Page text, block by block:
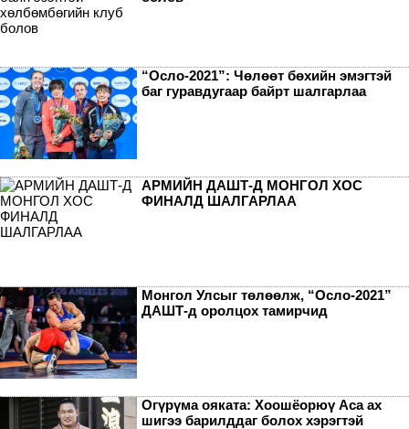
“Осло-2021”: Чөлөөт бөхийн эмэгтэй
баг гуравдугаар байрт шалгарлаа
АРМИЙН ДАШТ-Д МОНГОЛ ХОС
ФИНАЛД ШАЛГАРЛАА
Монгол Улсыг төлөөлж, “Осло-2021”
ДАШТ-д оролцох тамирчид
Огүрүма ояката: Хоошёорюү Аса ах
шигээ барилддаг болох хэрэгтэй